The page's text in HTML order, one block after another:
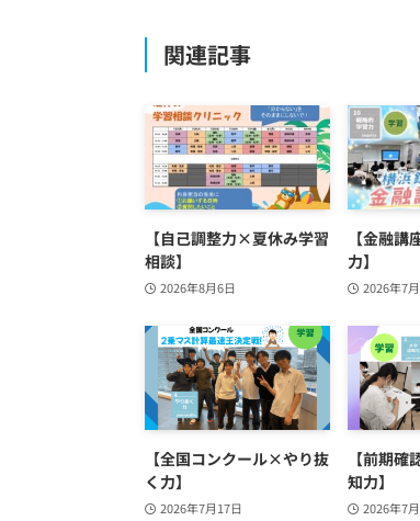
関連記事
【自己調整力×夏休み学習
相談】
2026年8月6日
【金融
力】
2026年7
【全国コンクール×やり抜
く力】
2026年7月17日
【前期
知力】
2026年7